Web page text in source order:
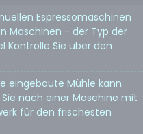
Espressomaschinen
Maschinen - der Typ der
Kontrolle Sie über den
eingebaute Mühle kann
nach einer Maschine mit
für den frischesten